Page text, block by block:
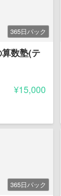
365日パック
数塾(テ
¥15,000
365日パック